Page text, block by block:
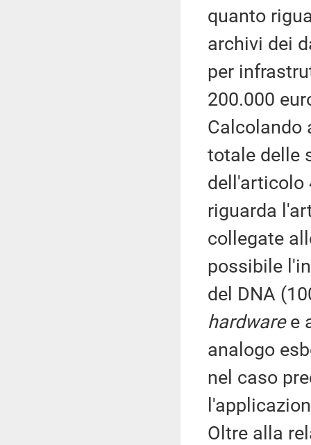
quanto
archivi dei
per
200.000
Calcolando
totale delle
dell'articolo
riguarda
collegate
possibile
del DNA
hardwaree
analogo
nel caso
Oltre alla